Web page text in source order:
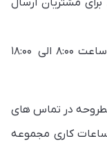
۶- ساعات کاری و پشتیبانی وب سایت از ساعت ۸:۰۰ الی ۱۸:۰۰
مطروحه در تماس های
کاری مجموعه